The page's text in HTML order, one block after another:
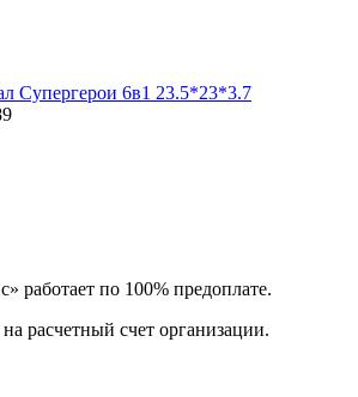
Супергерои 6в1 23.5*23*3.7
работает по 100% предоплате.
расчетный счет организации.